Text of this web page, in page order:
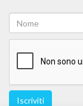
Iscriviti